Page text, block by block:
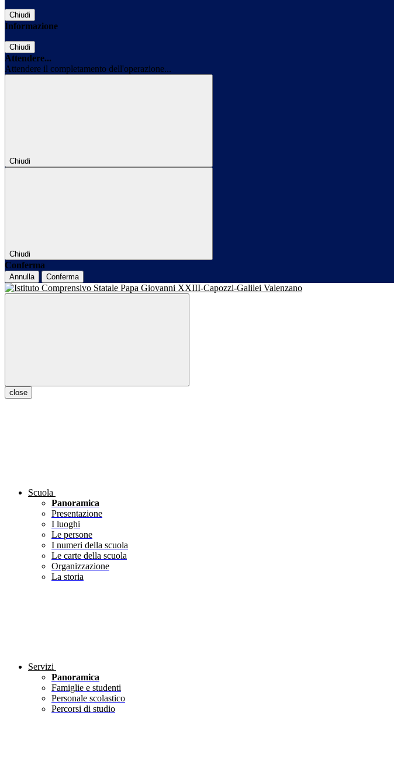
Chiudi
Informazione
Chiudi
Attendere...
Attendere il completamento dell'operazione...
Chiudi
Chiudi
Conferma
Annulla Conferma
close
Scuola
Panoramica
Presentazione
I luoghi
Le persone
I numeri della scuola
Le carte della scuola
Organizzazione
La storia
Servizi
Panoramica
Famiglie e studenti
Personale scolastico
Percorsi di studio